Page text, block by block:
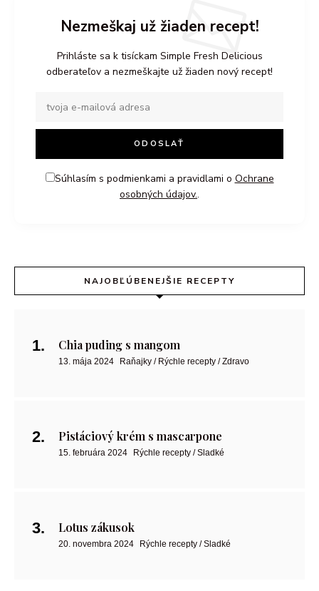
Nezmeškaj už žiaden recept!
Prihláste sa k tisíckam Simple Fresh Delicious
odberateľov a nezmeškajte už žiaden nový recept!
Súhlasím s podmienkami a pravidlami o Ochrane
osobných údajov..
NAJOBĽÚBENEJŠIE RECEPTY
Chia puding s mangom
13. mája 2024 Raňajky / Rýchle recepty / Zdravo
Pistáciový krém s mascarpone
15. februára 2024 Rýchle recepty / Sladké
Lotus zákusok
20. novembra 2024 Rýchle recepty / Sladké